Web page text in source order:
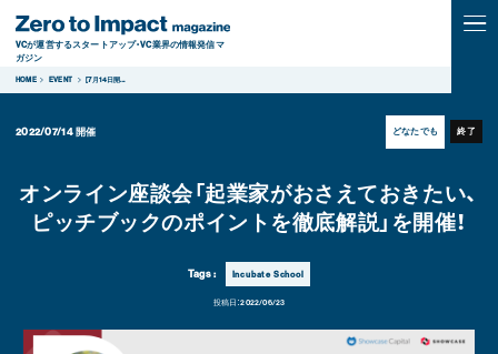
VCが運営するスタートアップ・VC業界の情報発信マ
ガジン
HOME EVENT 【7月14日開...
2022/07/14開催 どなたでも 終了
オンライン座談会「起業家がおさえておきたい、
ピッチブックのポイントを徹底解説」を開催！
Tags : Incubate School
投稿日：2022/06/23